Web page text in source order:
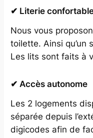
✔ Literie
Nous vous
toilette. Ainsi qu’un
Les lits sont faits à
✔ Accès autonome
Les 2 logements
séparée depuis
digicodes afin de